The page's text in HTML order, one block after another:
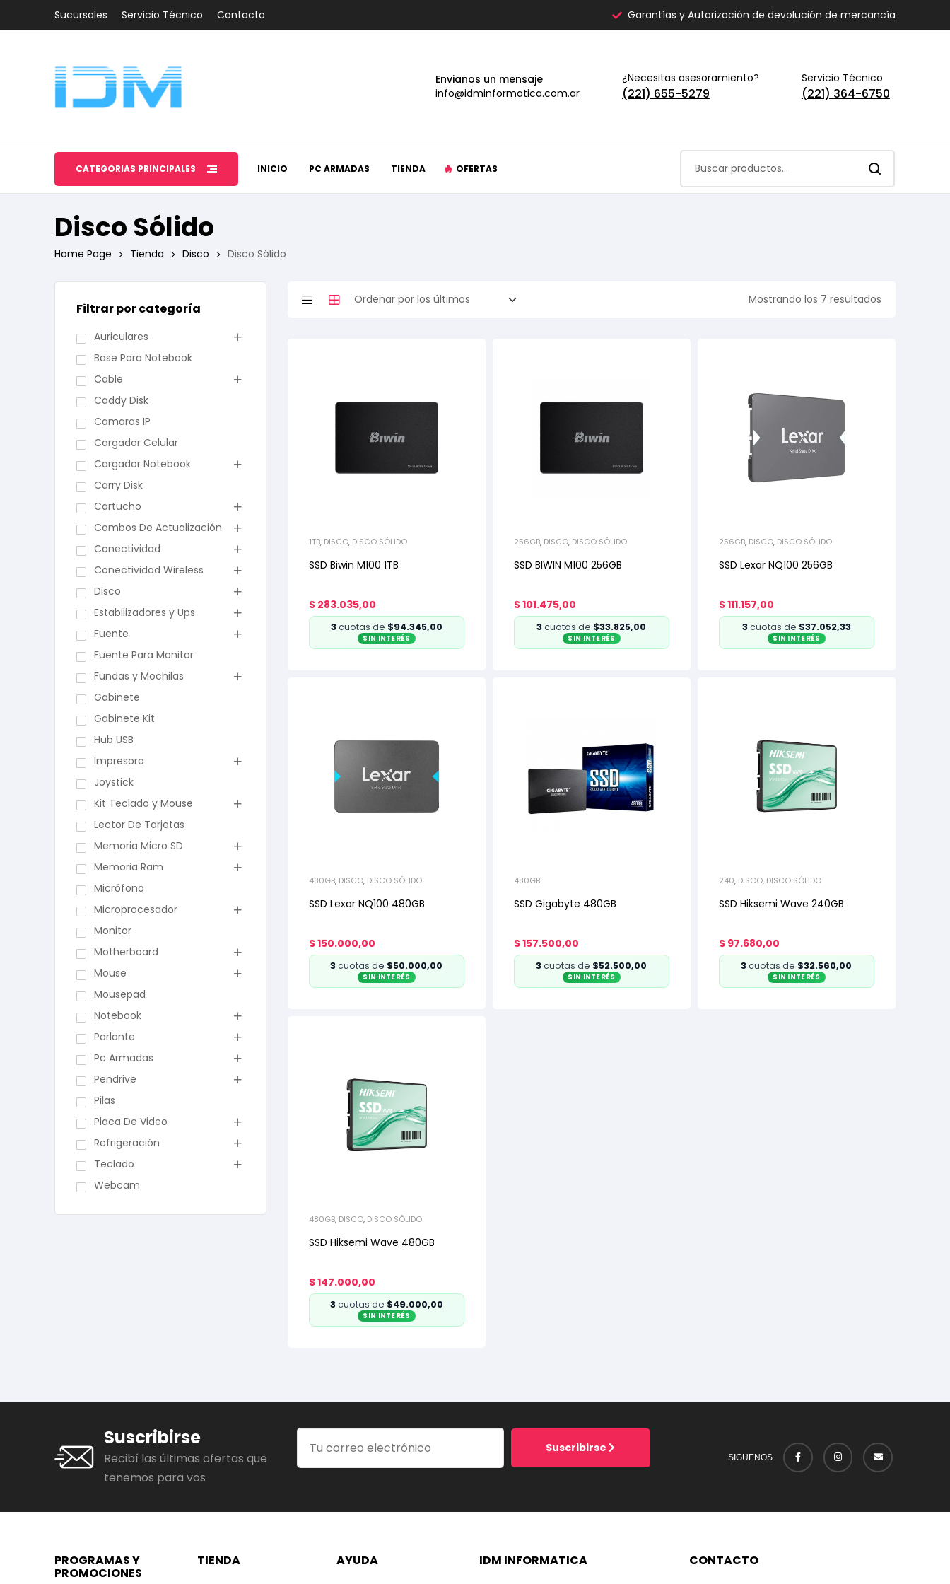
Sucursales Servicio Técnico Contacto Garantías y Autorización de devolución de mercancía
Envianos un mensaje
info@idminformatica.com.ar
¿Necesitas asesoramiento?
(221) 655-5279
Servicio Técnico
(221) 364-6750
CATEGORÍAS PRINCIPALES INICIO PC ARMADAS TIENDA OFERTAS
Disco Sólido
Home Page Tienda Disco Disco Sólido
Mostrando los 7 resultados
1TB, DISCO, DISCO SÓLIDO
SSD Biwin M100 1TB
$ 283.035,00
3cuotas de $94.345,00
SIN INTERÉS
256GB, DISCO, DISCO SÓLIDO
SSD BIWIN M100 256GB
$101.475,00
3cuotas de $33.825,00
SIN INTERÉS
256GB, DISCO, DISCO SÓLIDO
SSD Lexar NQ100 256GB
$111.157,00
3cuotas de $37.052,33
SIN INTERÉS
480GB, DISCO, DISCO SÓLIDO
SSD Lexar NQ100 480GB
$150.000,00
3cuotas de $50.000,00
SIN INTERÉS
480GB
SSD Gigabyte 480GB
$157.500,00
3cuotas de $52.500,00
SIN INTERÉS
240, DISCO, DISCO SÓLIDO
SSD Hiksemi Wave 240GB
$97.680,00
3cuotas de $32.560,00
SIN INTERÉS
480GB, DISCO, DISCO SÓLIDO
SSD Hiksemi Wave 480GB
$147.000,00
3cuotas de $49.000,00
SIN INTERÉS
Filtrar por categoría
Auriculares
Base Para Notebook
Cable
Caddy Disk
Camaras IP
Cargador Celular
Cargador Notebook
Carry Disk
Cartucho
Combos De Actualización
Conectividad
Conectividad Wireless
Disco
Estabilizadores y Ups
Fuente
Fuente Para Monitor
Fundas y Mochilas
Gabinete
Gabinete Kit
Hub USB
Impresora
Joystick
Kit Teclado y Mouse
Lector De Tarjetas
Memoria Micro SD
Memoria Ram
Micrófono
Microprocesador
Monitor
Motherboard
Mouse
Mousepad
Notebook
Parlante
Pc Armadas
Pendrive
Pilas
Placa De Video
Refrigeración
Teclado
Webcam
Suscribirse
Recibí las últimas ofertas que
tenemos para vos
Suscribirse
SIGUENOS
PROGRAMAS Y
PROMOCIONES
TIENDA AYUDA IDM INFORMATICA CONTACTO